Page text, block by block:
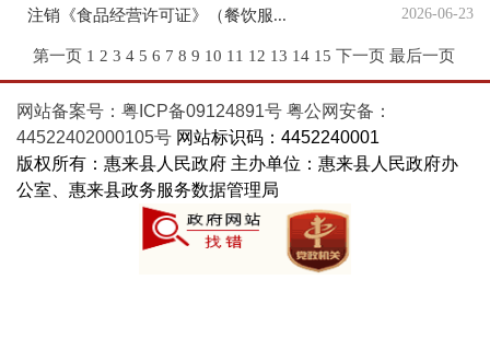
注销《食品经营许可证》（餐饮服... 2026-06-23
第一页 1 2 3 4 5 6 7 8 9 10 11 12 13 14 15 下一页 最后一页
网站备案号：粤ICP备09124891号 粤公网安备：
44522402000105号 网站标识码：4452240001
版权所有：惠来县人民政府 主办单位：惠来县人民政府办
公室、惠来县政务服务数据管理局